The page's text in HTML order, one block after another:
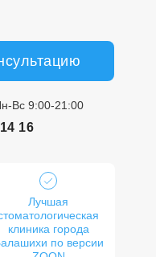
16
Лучшая
клиника города
по версии
Вс 9:00-21:00